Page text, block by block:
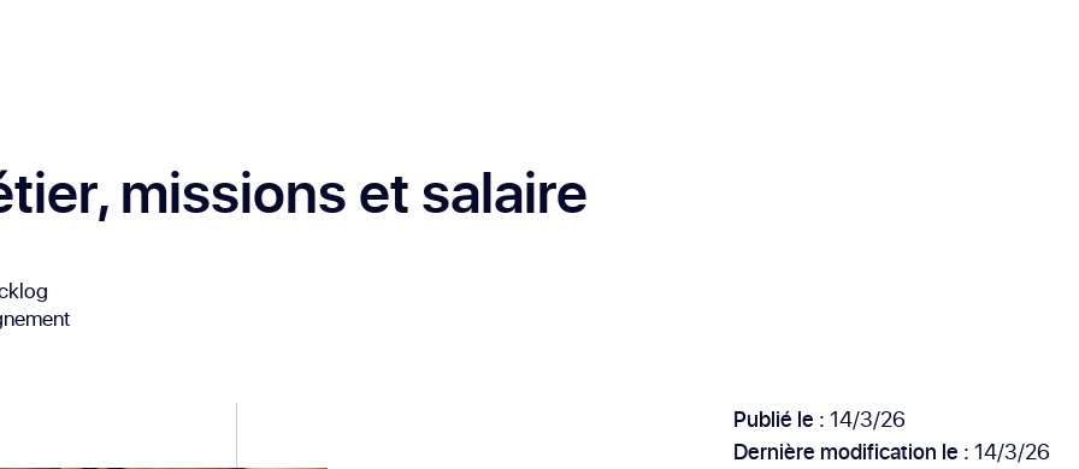
missions et salaire
Publié le : 14/3/26
Dernière modification le : 14/3/26